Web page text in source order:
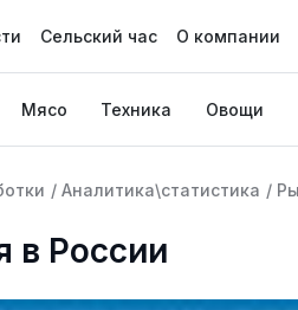
Сельский час О компании
Мясо Техника Овощи
/ Аналитика\статистика /
в России